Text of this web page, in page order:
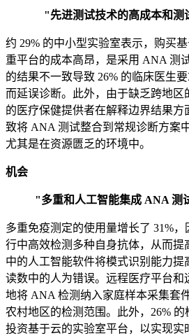
"先进测试技术的高成本和测
约 29% 的中小型实验室表示，购买
重平台的成本高昂，是采用 ANA 测
的结果不一致导致 26% 的临床医生
而延误诊断。此外，由于缺乏跨地区
的医疗保健提供者在解释边界结果
致将 ANA 测试整合到常规诊断方案
尤其是在资源匮乏的环境中。
机会
"多重和人工智能集成 ANA 测
多重免疫测定的使用量增长了 31%
行中高效检测多种自身抗体，从而提
中的人工智能软件将模式识别能力提
读数中的人为错误。远程医疗平台和
地将 ANA 检测纳入家庭样本采集套
农村地区的检测范围。此外，26%
投资基于云的实验室平台，以实现实